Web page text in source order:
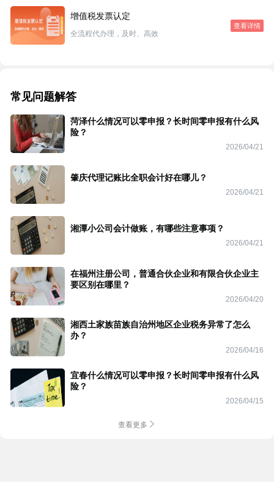
增值税发票认定
全流程代办理，及时、高效
查看详情
常见问题解答
菏泽什么情况可以零申报？长时间零申报有什么风
险？
2026/04/21
肇庆代理记账比全职会计好在哪儿？
2026/04/21
湘潭小公司会计做账，有哪些注意事项？
2026/04/21
在福州注册公司，普通合伙企业和有限合伙企业主
要区别在哪里？
2026/04/20
湘西土家族苗族自治州地区企业税务异常了怎么
办？
2026/04/16
宜春什么情况可以零申报？长时间零申报有什么风
险？
2026/04/15
查看更多